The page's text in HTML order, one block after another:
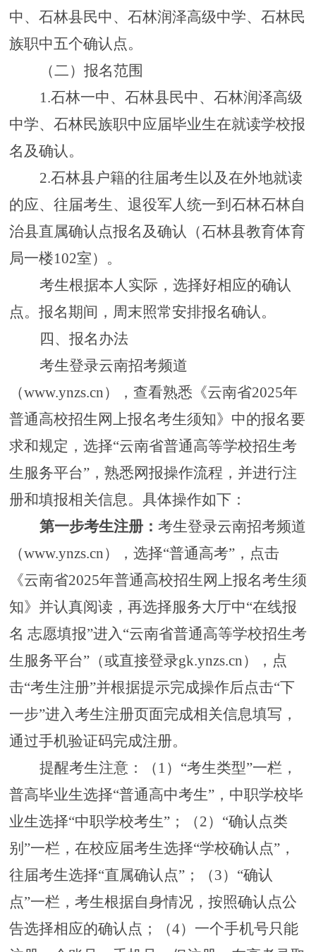
中、石林县民中、 石林润泽高级中学、 石林民
族职中五个确认点。
（二）报名范围
1.石林一中、石林县民中、石林润泽高级
中学、石林民族职中应届毕业生在就读学校报
名及确认。
2.石林县户籍的往届考生以及在外地就读
的应、往届考生、退役军人统一到石林石林自
治县直属确认点报名及确认（石林县教育体育
局一楼102室）。
考生根据本人实际，选择好相应的确认
点。报名期间，周末照常安排报名确认。
四、报名办法
考生登录云南招考频道
（www.ynzs.cn）， 查看熟悉 《云南省2025年
普通高校招生网上报名考生须知》 中的报名要
求和规定，选择“云南省普通高等学校招生考
生服务平台”， 熟悉网报操作流程 ，并进行注
册和填报相关信息。具体操作如下：
第一步考生注册： 考生登录云南招考频道
（www.ynzs.cn），选择“普通高考”，点击
《云南省2025年普通高校招生网上报名考生须
知》并认真阅读，再选择服务大厅中“在线报
名 志愿填报”进入“云南省普通高等学校招生考
生服务平台”（或直接登录gk.ynzs.cn），点
击“考生注册”并根据提示完成操作后点击“下
一步”进入考生注册页面完成相关信息填写，
通过手机验证码完成注册。
提醒考生注意：（ 1）“考生类型”一栏，
普高毕业生选择“普通高中考生”，中职学校毕
业生选择“中职学校考生”；（2）“确认点类
别”一栏，在校应届考生选择“学校确认点”，
往届考生选择“直属确认点”；（3）“确认
点”一栏，考生根据自身情况，按照确认点公
告选择相应的确认点；（4）一个手机号只能